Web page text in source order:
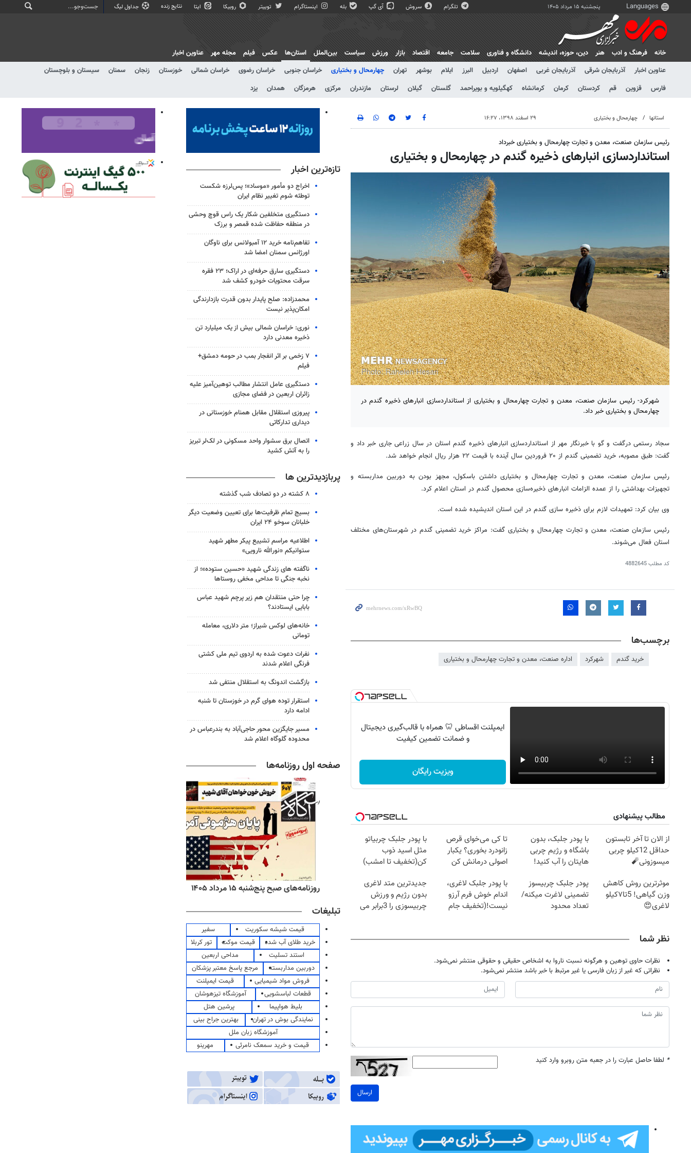
پنجشنبه ۱۵ مرداد ۱۴۰۵ تلگرام سروش آی گپ بله اینستاگرام توییتر روبیکا ایتا نتایج زنده جداول لیگ
خانه فرهنگ و ادب هنر دين، حوزه، انديشه دانشگاه و فناوری سلامت جامعه اقتصاد بازار ورزش سیاست بین‌الملل
استان‌ها
عناوین اخبار
آذربایجان شرقی آذربایجان غربی اصفهان اردبیل البرز ایلام بوشهر تهران چهارمحال و بختیاری خراسان جنوبی خراسان رضوی خراسان شمالی خوزستان زنجان سمنان
سیستان و بلوچستان
فارس
قزوین قم کردستان کرمان کرمانشاه کهگیلویه و بویراحمد گلستان گیلان لرستان مازندران مرکزی هرمزگان همدان یزد
عکس فیلم مجله مهر عناوین اخبار
استانها چهارمحال و بختیاری ۲۹ اسفند ۱۳۹۸، ۱۶:۲۷
رئیس سازمان صنعت، معدن و تجارت چهارمحال و بختیاری خبرداد
استانداردسازی انبارهای ذخیره گندم در چهارمحال و بختیاری
شهرکرد- رئیس سازمان صنعت، معدن و تجارت چهارمحال و بختیاری از استانداردسازی انبارهای ذخیره گندم در
چهارمحال و بختیاری خبر داد.
سجاد رستمیدرگفت وگو با خبرنگار مهر از استانداردسازی انبارهای ذخیره گندم استان در سال زراعی جاری خبر داد و
گفت: طبق مصوبه، خرید تضمینی گندم از ۲۰ فروردین سال آینده با قیمت ۲۲ هزار ریال انجام خواهد شد.
رئیس سازمان صنعت، معدن و تجارت چهارمحال و بختیاری داشتن باسکول، مجهز بودن به دوربین مداربسته و
تجهیزات بهداشتی را از عمده الزامات انبارهای ذخیره‌سازی محصول گندم در استان اعلام کرد.
وی بیان کرد: تمهیدات لازم برای ذخیره سازی گندم در این استان اندیشیده شده است.
رئیس سازمان صنعت، معدن و تجارت چهارمحال و بختیاری گفت: مراکز خرید تضمینی گندم در شهرستان‌های مختلف
استان فعال می‌شوند.
کد مطلب4882645
برچسب‌ها
خرید گندم شهرکرد اداره صنعت، معدن و تجارت چهارمحال و بختیاری
ایمپلنت اقساطی 🦷 همراه با قالب‌گیری دیجیتال
و ضمانت تضمین کیفیت
ویزیت رایگان
مطالب پیشنهادی
از الان تا آخر تابستون
حداقل 12کیلو چربی
میسوزونی🧨
با پودر جلبک، بدون
باشگاه و رژیم چربی
هایتان را آب کنید!
تا کی می‌خوای قرص
زانودرد بخوری؟ یکبار
اصولی درمانش کن
با پودر جلبک چربیاتو
مثل اسید ذوب
کن(تخفیف تا امشب)
موثرترین روش کاهش
وزن گیاهی! 5تا۷کیلو
لاغری😍
پودر جلبک چربیسوز
تضمینی لاغرت میکنه/
تعداد محدود
با پودر جلبک لاغری،
اندام خوش فرم آرزو
نیست!(تخفیف جام
جدیدترین متد لاغری
بدون رژیم و ورزش
چربیسوزی را 3برابر می
نظر شما
نظرات حاوی توهین و هرگونه نسبت ناروا به اشخاص حقیقی و حقوقی منتشر نمی‌شود.
نظراتی که غیر از زبان فارسی یا غیر مرتبط با خبر باشد منتشر نمی‌شود.
* لطفا حاصل عبارت را در جعبه متن روبرو وارد کنید
ارسال
تازه‌ترین اخبار
اخراج دو مأمور «موساد»؛ پس‌لرزه شکست
توطئه شوم تغییر نظام ایران
دستگیری متخلفین شکار یک راس قوچ وحشی
در منطقه حفاظت شده قمصر و برزک
تفاهم‌نامه خرید ۱۲ آمبولانس برای ناوگان
اورژانس سمنان امضا شد
دستگیری سارق حرفه‌ای در اراک؛ ۲۳ فقره
سرقت محتویات خودرو کشف شد
محمدزاده: صلح پایدار بدون قدرت بازدارندگی
امکان‌پذیر نیست
نوری: خراسان شمالی بیش از یک میلیارد تن
ذخیره معدنی دارد
۷ زخمی بر اثر انفجار بمب در حومه دمشق+
فیلم
دستگیری عامل انتشار مطالب توهین‌آمیز علیه
زائران اربعین در فضای مجازی
پیروزی استقلال مقابل همنام خوزستانی در
دیداری تدارکاتی
اتصال برق سشوار واحد مسکونی در لک‌لر تبریز
را به آتش کشید
پربازدیدترین ها
۸ کشته در دو تصادف شب گذشته
بسیج تمام ظرفیت‌ها برای تعیین وضعیت دیگر
خلبانان سوخو ۲۴ ایران
اطلاعیه مراسم تشییع پیکر مطهر شهید
ستوانیکم «نورالله نارویی»
ناگفته های زندگی شهید «حسین ستوده»؛ از
نخبه جنگی تا مداحی مخفی روستاها
چرا حتی منتقدان هم زیر پرچم شهید عباس
بابایی ایستادند؟
خانه‌های لوکس شیراز؛ متر دلاری، معامله
تومانی
نفرات دعوت شده به اردوی تیم ملی کشتی
فرنگی اعلام شدند
بازگشت اندونگ به استقلال منتفی شد
استقرار توده هوای گرم در خوزستان تا شنبه
ادامه دارد
مسیر جایگزین محور حاجی‌آباد به بندرعباس در
محدوده گلوگاه اعلام شد
صفحه اول روزنامه‌ها
روزنامه‌های ورزشی پنج‌شنبه ۱۵ مرداد ۱۴۰۵ روزنامه‌های اقتصادی پنج‌شنبه ۱۵ مرداد ۱۴۰۵ روزنامه‌های صبح پنج‌شنبه ۱۵ مرداد ۱۴۰۵
تبلیغات
قیمت شیشه سکوریت
سفیر
خرید طلای آب شده
قیمت موکت
تور کربلا
استند تسلیت
مداحی اربعین
دوربین مداربسته
مرجع پاسخ معتبر پزشکان
فروش مواد شیمیایی
قیمت ایمپلنت
قطعات لباسشویی
آموزشگاه تیزهوشان
بلیط هواپیما
پرشین هتل
نمایندگی بوش در تهران
بهترین جراح بینی
آموزشگاه زبان ملل
قیمت و خرید سمعک نامرئی
مهرینو